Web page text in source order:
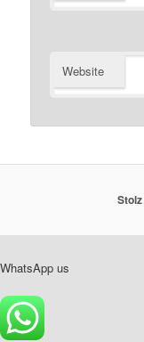
Website
WhatsApp us